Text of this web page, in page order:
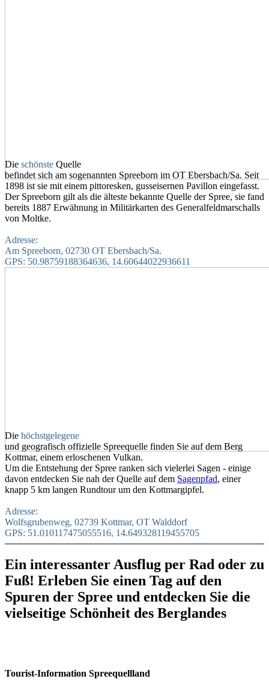
Die schönste ‎ Quelle
befindet sich am sogenannten Spreeborn im OT Ebersbach/­Sa. Seit
1898 ist sie mit einem pittoresken, gusseisernen Pavillon eingefasst.
Der Spreeborn gilt als die älteste bekannte Quelle der Spree, sie fand
bereits 1887 Erwähnung in Militärkarten des Generalfeldmarschalls
von Moltke.
Adresse:
Am Spreeborn, 02730 OT Ebersbach/­Sa.
GPS: 50.98759188364636, 14.60644022936611
Die höchstgelegene
und geografisch offizielle Spreequelle finden Sie auf dem Berg
Kottmar, einem erloschenen Vulkan.
Um die Entstehung der Spree ranken sich vielerlei Sagen - einige
davon entdecken Sie nah der Quelle auf dem Sagenpfad, einer
knapp 5 km langen Rundtour um den Kottmargipfel.
Adresse:
Wolfsgrubenweg, 02739 Kottmar, OT Walddorf
GPS: 51.010117475055516, 14.649328119455705
Ein interessanter Ausflug per Rad oder zu
Fuß! Erleben Sie einen Tag auf den
Spuren der Spree und entdecken Sie die
vielseitige Schönheit des Berglandes
Tourist-Information Spreequellland